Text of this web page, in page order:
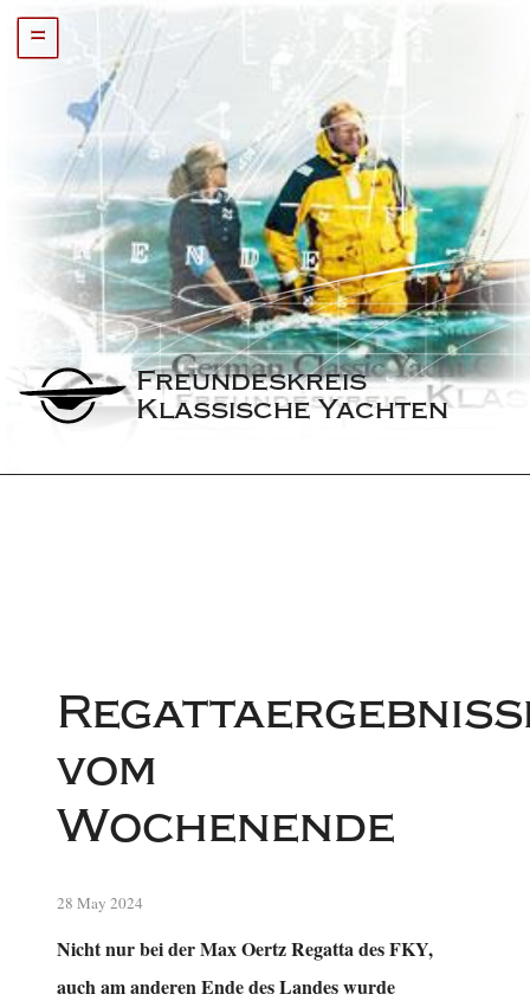
=
Freundeskreis
Klassische Yachten
vom
Wochenende
28 May 2024
Nicht nur bei der Max Oertz Regatta des FKY,
auch am anderen Ende des Landes wurde